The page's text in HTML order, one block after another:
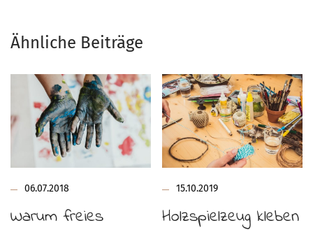
Ähnliche Beiträge
06.07.2018
Warum freies
15.10.2019
Holzspielzeug kleben